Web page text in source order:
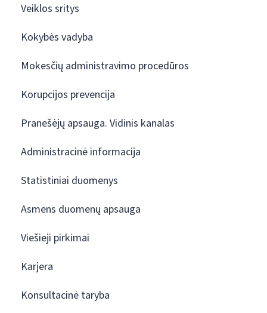
Veiklos sritys
Kokybės vadyba
Mokesčių administravimo procedūros
Korupcijos prevencija
Pranešėjų apsauga. Vidinis kanalas
Administracinė informacija
Statistiniai duomenys
Asmens duomenų apsauga
Viešieji pirkimai
Karjera
Konsultacinė taryba